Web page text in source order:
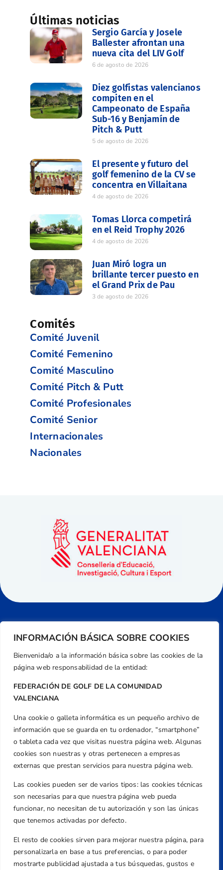
INFORMACIÓN BÁSICA SOBRE COOKIES
Bienvenida/o a la información básica sobre las cookies de la
página web responsabilidad de la entidad:
FEDERACIÓN DE GOLF DE LA COMUNIDAD
VALENCIANA
Una cookie o galleta informática es un pequeño archivo de
información que se guarda en tu ordenador, “smartphone”
o tableta cada vez que visitas nuestra página web. Algunas
cookies son nuestras y otras pertenecen a empresas
externas que prestan servicios para nuestra página web.
Las cookies pueden ser de varios tipos: las cookies técnicas
son necesarias para que nuestra página web pueda
funcionar, no necesitan de tu autorización y son las únicas
que tenemos activadas por defecto.
El resto de cookies sirven para mejorar nuestra página, para
personalizarla en base a tus preferencias, o para poder
mostrarte publicidad ajustada a tus búsquedas, gustos e
Últimas noticias
Sergio García y Josele
Ballester afrontan una
nueva cita del LIV Golf
6 de agosto de 2026
Diez golfistas valencianos
compiten en el
Campeonato de España
Sub-16 y Benjamín de
Pitch & Putt
5 de agosto de 2026
El presente y futuro del
golf femenino de la CV se
concentra en Villaitana
4 de agosto de 2026
Tomas Llorca competirá
en el Reid Trophy 2026
4 de agosto de 2026
Juan Miró logra un
brillante tercer puesto en
el Grand Prix de Pau
3 de agosto de 2026
Comités
Comité Juvenil
Comité Femenino
Comité Masculino
Comité Pitch & Putt
Comité Profesionales
Comité Senior
Internacionales
Nacionales
Dirección
Centre de L´Esport, Carrer d'Isaac Peral i
Caballero, Nº 5, Despachos 2 y 3, 46980,
Valencia
+34 961 367 799
Email
federacion@golfcv.com
Aviso Legal
Política de Privacidad